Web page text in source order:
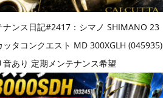
ナンス日記#2417：シマノ SHIMANO 23
ッタコンクエスト MD 300XGLH (045935)
音あり 定期メンテナンス希望